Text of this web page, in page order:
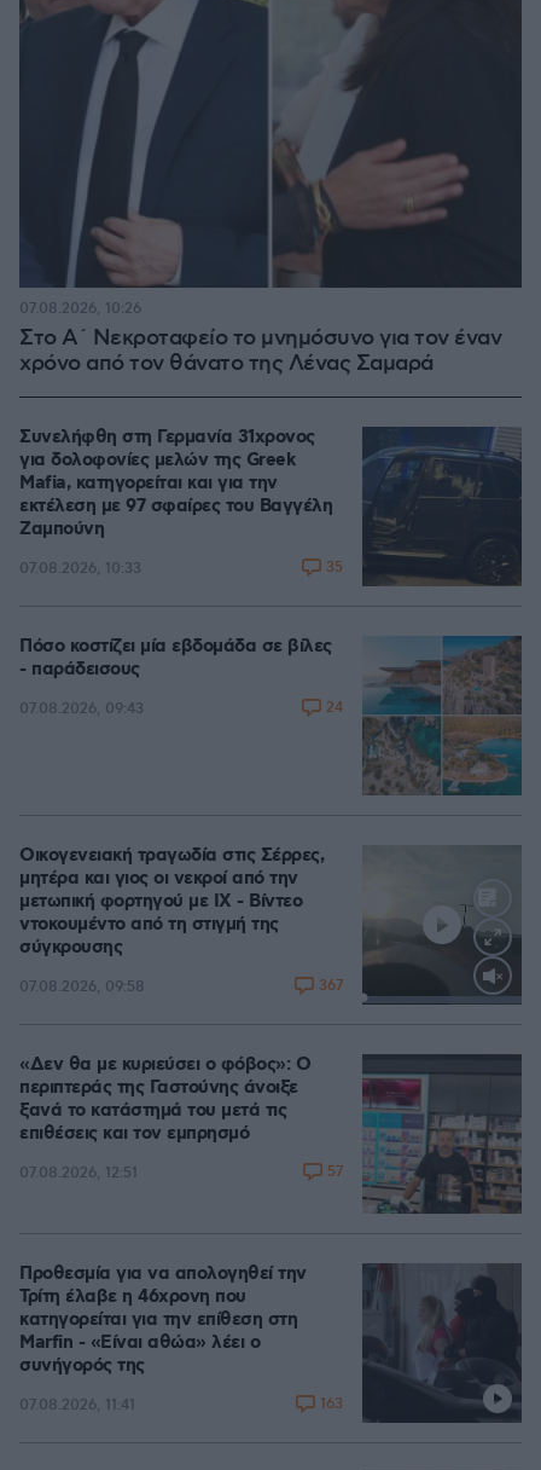
Στο Α΄ Νεκροταφείο το μνημόσυνο για τον έναν
χρόνο από τον θάνατο της Λένας Σαμαρά
07.08.2026, 10:26
Συνελήφθη στη Γερμανία 31χρονος
για δολοφονίες μελών της Greek
Mafia, κατηγορείται και για την
εκτέλεση με 97 σφαίρες του Βαγγέλη
Ζαμπούνη
07.08.2026, 10:33 35
Πόσο κοστίζει μία εβδομάδα σε βίλες
- παράδεισους
07.08.2026, 09:43 24
Loaded:
Οικογενειακή τραγωδία στις Σέρρες,
μητέρα και γιος οι νεκροί από την
μετωπική φορτηγού με ΙΧ - Βίντεο
ντοκουμέντο από τη στιγμή της
σύγκρουσης
07.08.2026, 09:58 367
«Δεν θα με κυριεύσει ο φόβος»: Ο
περιπτεράς της Γαστούνης άνοιξε
ξανά το κατάστημά του μετά τις
επιθέσεις και τον εμπρησμό
07.08.2026, 12:51 57
Προθεσμία για να απολογηθεί την
Τρίτη έλαβε η 46χρονη που
κατηγορείται για την επίθεση στη
Marfin - «Είναι αθώα» λέει ο
συνήγορός της
07.08.2026, 11:41 163